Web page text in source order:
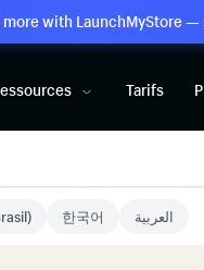
with LaunchMyStore —
Tarifs
한국어 العربية